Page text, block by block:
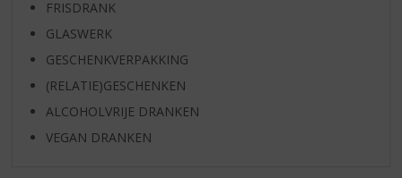
FRISDRANK
GLASWERK
GESCHENKVERPAKKING
(RELATIE)GESCHENKEN
ALCOHOLVRIJE DRANKEN
VEGAN DRANKEN